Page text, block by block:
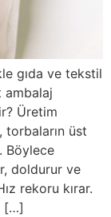
gıda ve tekstil
ambalaj
Üretim
torbaların üst
Böylece
doldurur ve
rekoru kırar.
[…]